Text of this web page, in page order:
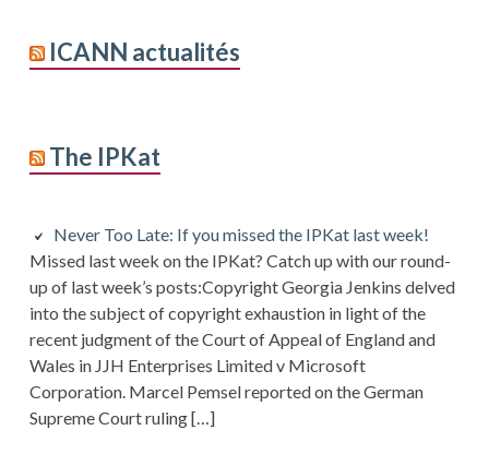
ICANN actualités
The IPKat
Never Too Late: If you missed the IPKat last week!
Missed last week on the IPKat? Catch up with our round-
up of last week’s posts:Copyright Georgia Jenkins delved
into the subject of copyright exhaustion in light of the
recent judgment of the Court of Appeal of England and
Wales in JJH Enterprises Limited v Microsoft
Corporation. Marcel Pemsel reported on the German
Supreme Court ruling […]